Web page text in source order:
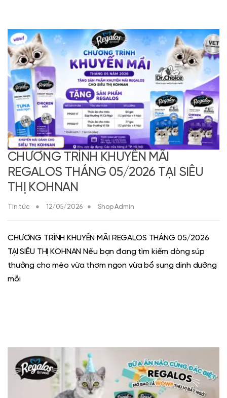
CHƯƠNG TRÌNH KHUYẾN MÃI
REGALOS THÁNG 05/2026 TẠI SIÊU
THỊ KOHNAN
Tin tức 12/05/2026 Shop Admin
CHƯƠNG TRÌNH KHUYẾN MÃI REGALOS THÁNG 05/2026
TẠI SIÊU THỊ KOHNAN Nếu bạn đang tìm kiếm dòng súp
thưởng cho mèo vừa thơm ngon vừa bổ sung dinh dưỡng
mỗi